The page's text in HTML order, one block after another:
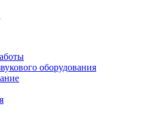
оборудования